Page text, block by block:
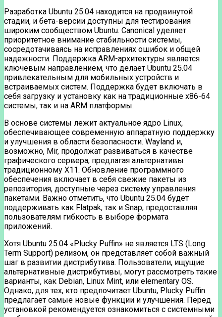
Разработка Ubuntu 25.04 находится на продвинутой
стадии, и бета-версии доступны для тестирования
широким сообществом Ubuntu. Canonical уделяет
приоритетное внимание стабильности системы,
сосредотачиваясь на исправлениях ошибок и общей
надежности. Поддержка ARM-архитектуры является
ключевым направлением, что делает Ubuntu 25.04
привлекательным для мобильных устройств и
встраиваемых систем. Поддержка будет включать в
себя загрузку и установку как на традиционные x86-64
системы, так и на ARM платформы.
В основе системы лежит актуальное ядро Linux,
обеспечивающее современную аппаратную поддержку
и улучшения в области безопасности. Wayland и,
возможно, Mir, продолжат развиваться в качестве
графического сервера, предлагая альтернативы
традиционному X11. Обновление программного
обеспечения включает в себя свежие пакеты из
репозитория, доступные через систему управления
пакетами. Важно отметить, что Ubuntu 25.04 будет
поддерживать как Flatpak, так и Snap, предоставляя
пользователям гибкость в выборе формата
приложений.
Хотя Ubuntu 25.04 «Plucky Puffin» не является LTS (Long
Term Support) релизом, он представляет собой важный
шаг в развитии дистрибутива. Пользователи, ищущие
альтернативные дистрибутивы, могут рассмотреть такие
варианты, как Debian, Linux Mint, или elementary OS.
Однако, для тех, кто предпочитает Ubuntu, Plucky Puffin
предлагает самые новые функции и улучшения. Перед
установкой рекомендуется ознакомиться с системными